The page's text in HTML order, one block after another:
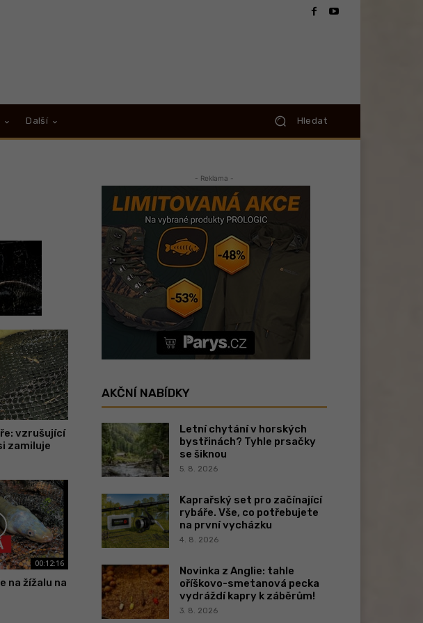
Další Hledat
vzrušující
zamiluje
00:12:16
na žížalu na
- Reklama -
AKČNÍ NABÍDKY
Letní chytání v horských
bystřinách? Tyhle prsačky
se šiknou
5. 8. 2026
Kaprařský set pro začínající
rybáře. Vše, co potřebujete
na první vycházku
4. 8. 2026
Novinka z Anglie: tahle
oříškovo-smetanová pecka
vydráždí kapry k záběrům!
3. 8. 2026